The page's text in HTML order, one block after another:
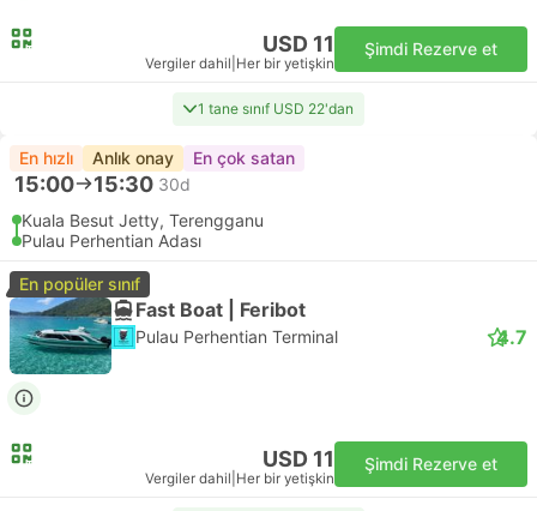
USD 11
Vergiler dahil Her bir yetişkin
Şimdi Rezerve et
1 tane sınıf USD 22'dan
En hızlı Anlık onay En çok satan
15:00 15:30 30d
Kuala Besut Jetty, Terengganu
Pulau Perhentian Adası
En popüler sınıf
Fast Boat | Feribot
Pulau Perhentian Terminal 4.7
USD 11
Vergiler dahil Her bir yetişkin
Şimdi Rezerve et